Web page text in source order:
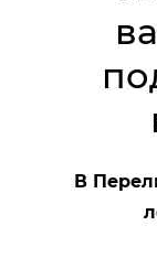
В